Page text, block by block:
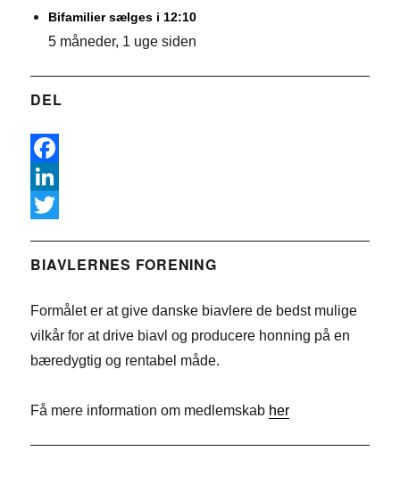
Bifamilier sælges i 12:10
5 måneder, 1 uge siden
DEL
F
a
e
o
L
n
e
n
w
t
r
BIAVLERNES FORENING
Formålet er at give danske biavlere de bedst mulige
vilkår for at drive biavl og producere honning på en
bæredygtig og rentabel måde.
Få mere information om medlemskab her